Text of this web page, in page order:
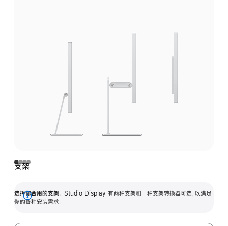
支架
选择你合用的支架。 Studio Display 有两种支架和一种支架转换器可选，以满足
你的各种安装需求。
展